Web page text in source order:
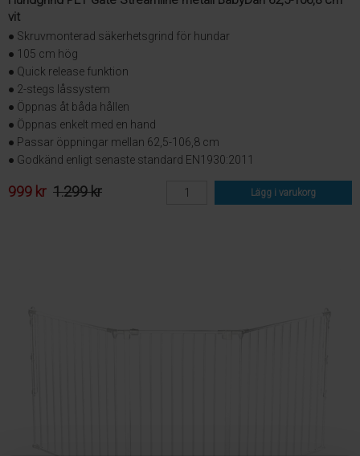
vit
● Skruvmonterad säkerhetsgrind för hundar
● 105 cm hög
● Quick release funktion
● 2-stegs låssystem
● Öppnas åt båda hållen
● Öppnas enkelt med en hand
● Passar öppningar mellan 62,5-106,8 cm
● Godkänd enligt senaste standard EN1930:2011
999 kr 1.299 kr Lägg i varukorg